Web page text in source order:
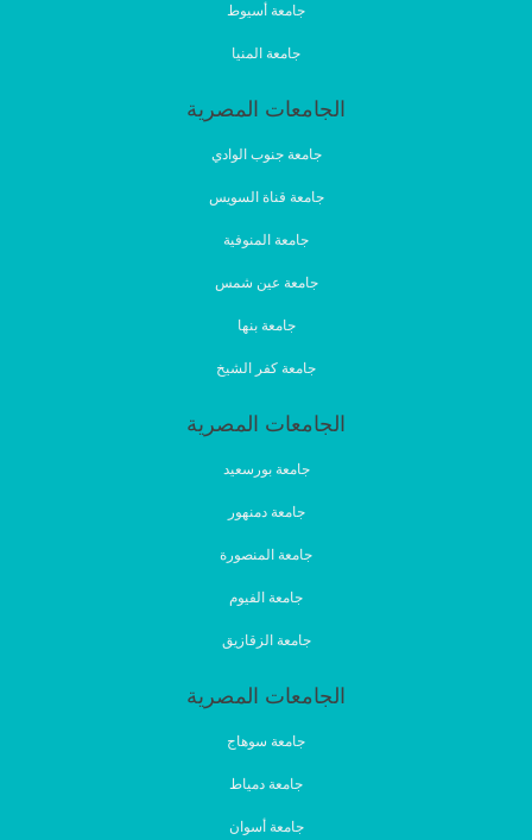
جامعة أسيوط
جامعة المنيا
الجامعات المصرية
جامعة جنوب الوادي
جامعة قناة السويس
جامعة المنوفية
جامعة عين شمس
جامعة بنها
جامعة كفر الشيخ
الجامعات المصرية
جامعة بورسعيد
جامعة دمنهور
جامعة المنصورة
جامعة الفيوم
جامعة الزقازيق
الجامعات المصرية
جامعة سوهاج
جامعة دمياط
جامعة أسوان